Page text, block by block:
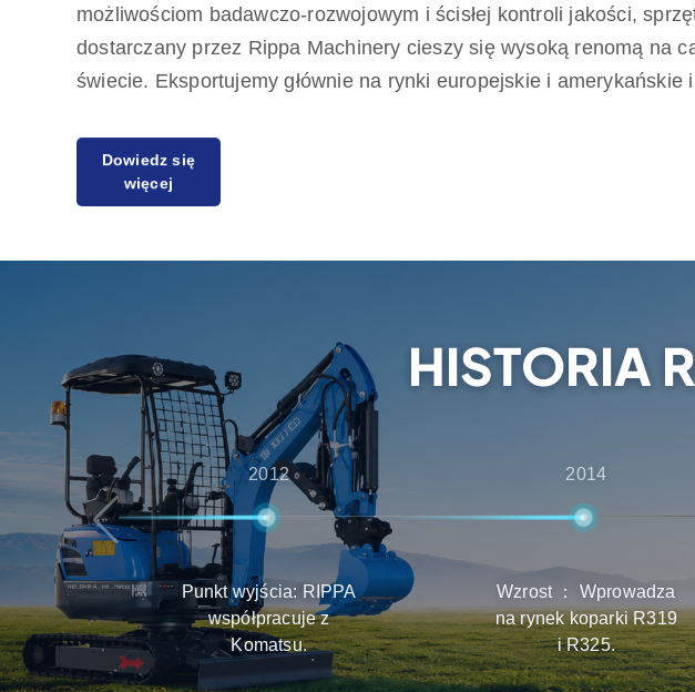
możliwościom badawczo-rozwojowym i ścisłej kontroli jakości,
dostarczany przez Rippa Machinery cieszy się wysoką renomą na
świecie. Eksportujemy głównie na rynki europejskie i amerykańskie i
zaspokajania potrzeb klientów w zakresie opłacalnych i wysokiej
produktów. Rippa ma również wielu przedstawicieli na całym świecie,
Dowiedz się
więcej
HISTORIA
2012
Punkt wyjścia: RIPPA
współpracuje z
Komatsu.
2014
Wzrost ： Wprowadza
na rynek koparki R319
i R325.